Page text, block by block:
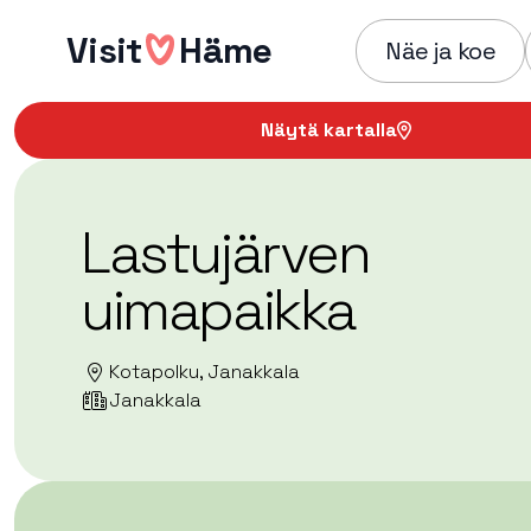
sisältöönVisit Häme Näe ja koe
Näytä kartalla
Lastujärven
uimapaikka
Kotapolku, Janakkala
Janakkala